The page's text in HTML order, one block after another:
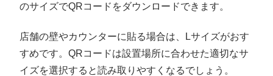
のサイズでQRコードをダウンロードできます。
店舗の壁やカウンターに貼る場合は、Lサイズがおす
すめです。QRコードは設置場所に合わせた適切なサ
イズを選択すると読み取りやすくなるでしょう。